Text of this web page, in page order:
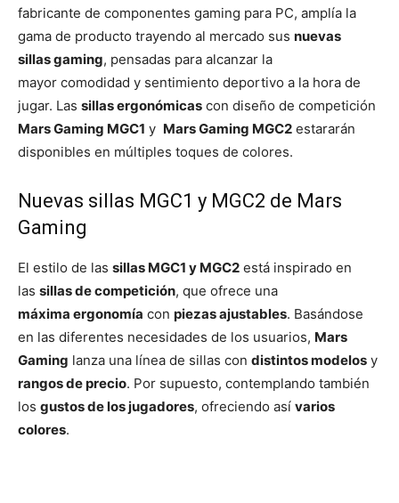
fabricante de componentes gaming para PC, amplía la
gama de producto trayendo al mercado sus nuevas
sillas gaming, pensadas para alcanzar la
mayor comodidad y sentimiento deportivo a la hora de
jugar. Las sillas ergonómicas con diseño de competición
Mars Gaming MGC1 y Mars Gaming MGC2 estararán
disponibles en múltiples toques de colores.
Nuevas sillas MGC1 y MGC2 de Mars
Gaming
El estilo de las sillas MGC1 y MGC2 está inspirado en
las sillas de competición, que ofrece una
máxima ergonomía con piezas ajustables. Basándose
en las diferentes necesidades de los usuarios, Mars
Gaming lanza una línea de sillas con distintos modelos y
rangos de precio. Por supuesto, contemplando también
los gustos de los jugadores, ofreciendo así varios
colores.